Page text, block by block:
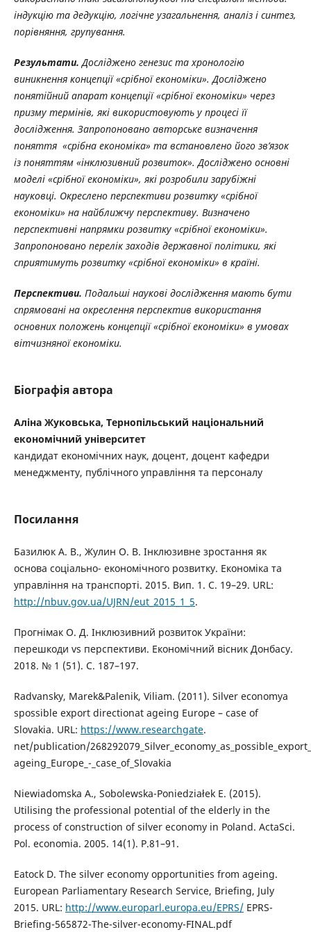
індукцію та дедукцію, логічне узагальнення, аналіз і синтез,
порівняння, групування.
Результати. Досліджено генезис та хронологію
виникнення концепції «срібної економіки». Досліджено
понятійний апарат концепції «срібної економіки» через
призму термінів, які використовують у процесі її
дослідження. Запропоновано авторське визначення
поняття «срібна економіка» та встановлено його зв’язок
із поняттям «інклюзивний розвиток». Досліджено основні
моделі «срібної економіки», які розробили зарубіжні
науковці. Окреслено перспективи розвитку «срібної
економіки» на найближчу перспективу. Визначено
перспективні напрямки розвитку «срібної економіки».
Запропоновано перелік заходів державної політики, які
сприятимуть розвитку «срібної економіки» в країні.
Перспективи. Подальші наукові дослідження мають бути
спрямовані на окреслення перспектив використання
основних положень концепції «срібної економіки» в умовах
вітчизняної економіки.
Біографія автора
Аліна Жуковська, Тернопільський національний
економічний університет
кандидат економічних наук, доцент, доцент кафедри
менеджменту, публічного управління та персоналу
Посилання
Базилюк А. В., Жулин О. В. Інклюзивне зростання як
основа соціально- економічного розвитку. Економіка та
управління на транспорті. 2015. Вип. 1. С. 19–29. URL:
http://nbuv.gov.ua/UJRN/eut_2015_1_5.
Прогнімак О. Д. Інклюзивний розвиток України:
перешкоди vs перспективи. Економічний вісник Донбасу.
2018. № 1 (51). С. 187–197.
Radvansky, Marek&Palenik, Viliam. (2011). Silver economya
spossible export directionat ageing Europe – case of
Slovakia. URL: https://www.researchgate.
net/publication/
ageing_Europe_-_case_of_Slovakia
Niewiadomska A., Sobolewska-Poniedziałek E. (2015).
Utilising the professional potential of the elderly in the
process of construction of silver economy in Poland. ActaSci.
Pol. economia. 2005. 14(1). P.81–91.
Eatock D. The silver economy opportunities from ageing.
European Parliamentary Research Service, Briefing, July
2015. URL: http://www.europarl.europa.eu/EPRS/EPRS-
Briefing-565872-The-silver-economy-FINAL.pdf